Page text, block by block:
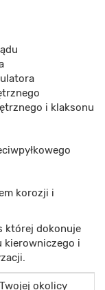
i klaksonu
korozji i
której dokonuje
kierowniczego i
okolicy